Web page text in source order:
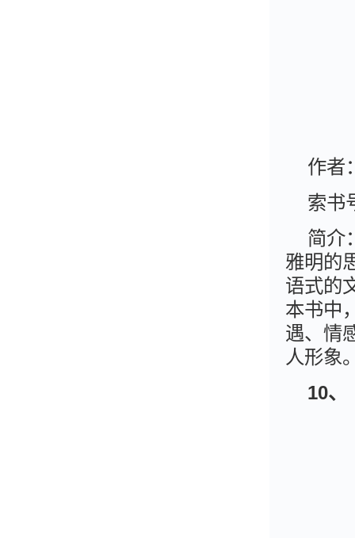
作者
索书
简介
雅明的
语式的
本书中
遇、情
人形象
10、